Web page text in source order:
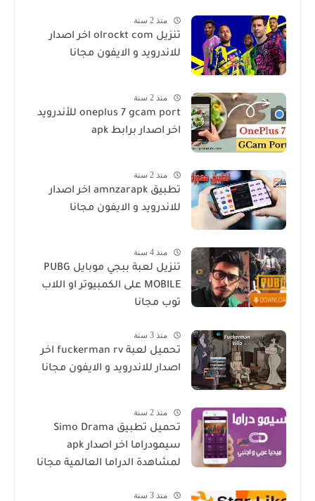
منذ 2 سنة
تنزيل olrockt com اخر اصدار
للاندرويد و الايفون مجانا
منذ 2 سنة
oneplus 7 gcam port للأندرويد
اخر اصدار برابط apk
منذ 2 سنة
تطبيق amnzarapk اخر اصدار
للاندرويد و الايفون مجانا
منذ 4 سنة
تنزيل لعبة ببجي موبايل PUBG
MOBILE على الكمبيوتر او اللاب
توب مجانا
منذ 3 سنة
تحميل لعبة fuckerman rv اخر
اصدار للاندرويد و الايفون مجانا
منذ 2 سنة
تحميل تطبيق Simo Drama
سيمودراما اخر اصدار apk
لمشاهدة الدراما العالمية مجانا
منذ 3 سنة